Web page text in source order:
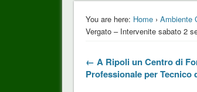
You are here: Home› Ambiente
Vergato – Intervenite sabato 2
← A Ripoli un Centro di
Professionale per Tecnico